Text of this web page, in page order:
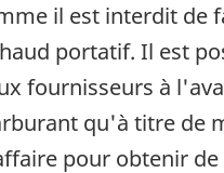
il est interdit de
portatif. Il est
fournisseurs à
qu'à titre de
pour obtenir